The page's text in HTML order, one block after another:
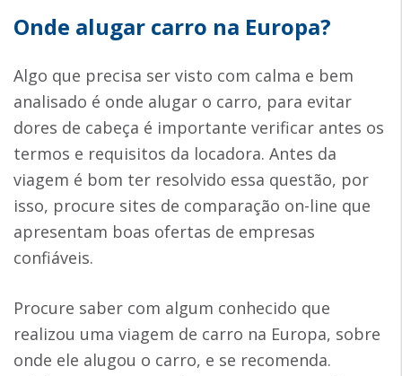
Onde alugar carro na Europa?
Algo que precisa ser visto com calma e bem
analisado é onde alugar o carro, para evitar
dores de cabeça é importante verificar antes os
termos e requisitos da locadora. Antes da
viagem é bom ter resolvido essa questão, por
isso, procure sites de comparação on-line que
apresentam boas ofertas de empresas
confiáveis.
Procure saber com algum conhecido que
realizou uma viagem de carro na Europa, sobre
onde ele alugou o carro, e se recomenda.